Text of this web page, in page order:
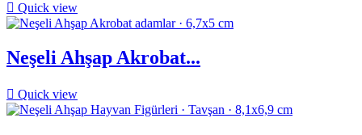
 Quick view
Neşeli Ahşap Akrobat...
 Quick view